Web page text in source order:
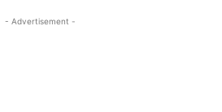
- Advertisement -